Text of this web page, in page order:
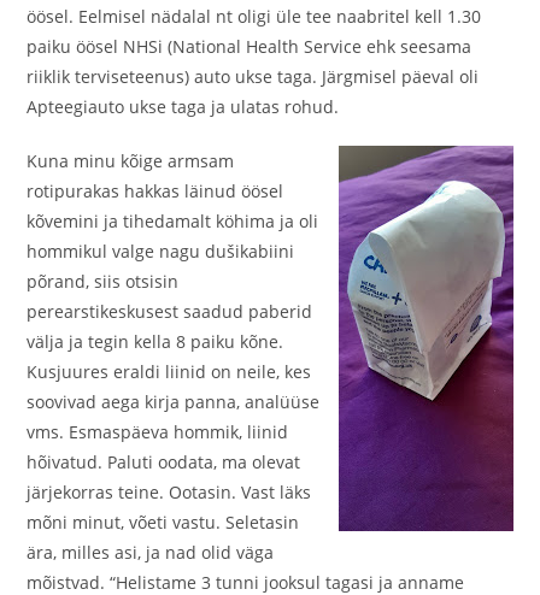
öösel. Eelmisel nädalal nt oligi üle tee naabritel kell 1.30
paiku öösel NHSi (National Health Service ehk seesama
riiklik terviseteenus) auto ukse taga. Järgmisel päeval oli
Apteegiauto ukse taga ja ulatas rohud.
Kuna minu kõige armsam
rotipurakas hakkas läinud öösel
kõvemini ja tihedamalt köhima ja oli
hommikul valge nagu dušikabiini
põrand, siis otsisin
perearstikeskusest saadud paberid
välja ja tegin kella 8 paiku kõne.
Kusjuures eraldi liinid on neile, kes
soovivad aega kirja panna, analüüse
vms. Esmaspäeva hommik, liinid
hõivatud. Paluti oodata, ma olevat
järjekorras teine. Ootasin. Vast läks
mõni minut, võeti vastu. Seletasin
ära, milles asi, ja nad olid väga
mõistvad. “Helistame 3 tunni jooksul tagasi ja anname